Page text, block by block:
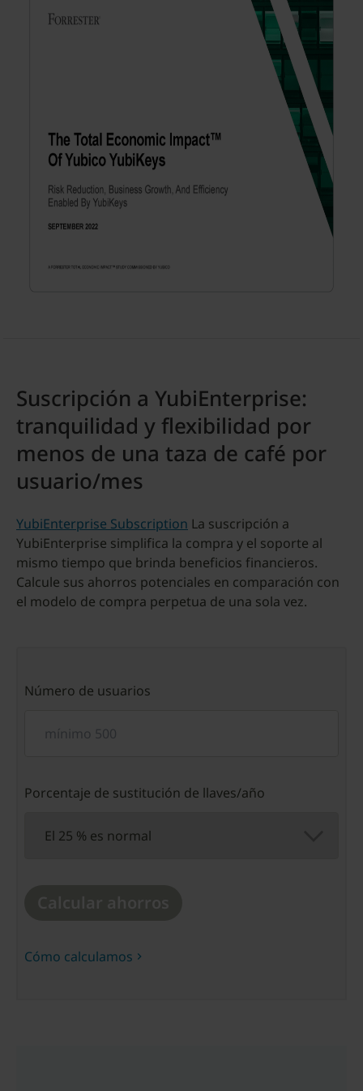
Suscripción a YubiEnterprise:
tranquilidad y flexibilidad por
menos de una taza de café por
usuario/mes
YubiEnterprise Subscription La suscripción a
YubiEnterprise simplifica la compra y el soporte al
mismo tiempo que brinda beneficios financieros.
Calcule sus ahorros potenciales en comparación con
el modelo de compra perpetua de una sola vez.
Número de usuarios
Porcentaje de sustitución de llaves/año
Cómo calculamos chevron_right